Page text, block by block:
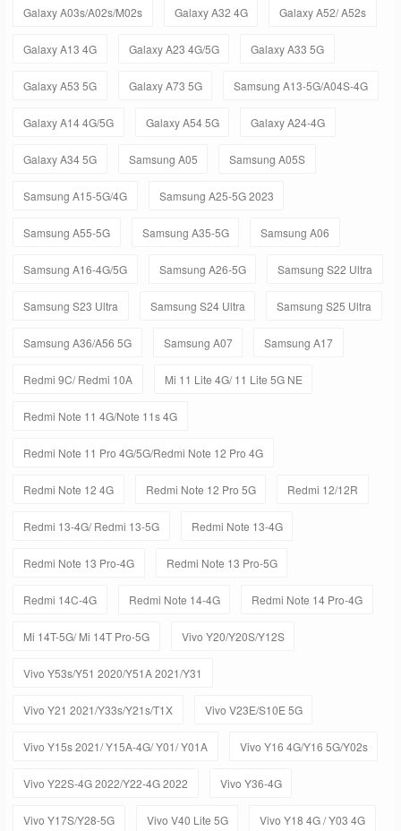
Galaxy A03s/A02s/M02s Galaxy A32 4G Galaxy A52/ A52s
Galaxy A13 4G Galaxy A23 4G/5G Galaxy A33 5G
Galaxy A53 5G Galaxy A73 5G Samsung A13-5G/A04S-4G
Galaxy A14 4G/5G Galaxy A54 5G Galaxy A24-4G
Galaxy A34 5G Samsung A05 Samsung A05S
Samsung A15-5G/4G Samsung A25-5G 2023
Samsung A55-5G Samsung A35-5G Samsung A06
Samsung A16-4G/5G Samsung A26-5G Samsung S22 Ultra
Samsung S23 Ultra Samsung S24 Ultra Samsung S25 Ultra
Samsung A36/A56 5G Samsung A07 Samsung A17
Redmi 9C/ Redmi 10A Mi 11 Lite 4G/ 11 Lite 5G NE
Redmi Note 11 4G/Note 11s 4G
Redmi Note 11 Pro 4G/5G/Redmi Note 12 Pro 4G
Redmi Note 12 4G Redmi Note 12 Pro 5G Redmi 12/12R
Redmi 13-4G/ Redmi 13-5G Redmi Note 13-4G
Redmi Note 13 Pro-4G Redmi Note 13 Pro-5G
Redmi 14C-4G Redmi Note 14-4G Redmi Note 14 Pro-4G
Mi 14T-5G/ Mi 14T Pro-5G Vivo Y20/Y20S/Y12S
Vivo Y53s/Y51 2020/Y51A 2021/Y31
Vivo Y21 2021/Y33s/Y21s/T1X Vivo V23E/S10E 5G
Vivo Y15s 2021/ Y15A-4G/ Y01/ Y01A Vivo Y16 4G/Y16 5G/Y02s
Vivo Y22S-4G 2022/Y22-4G 2022 Vivo Y36-4G
Vivo Y17S/Y28-5G Vivo V40 Lite 5G Vivo Y18 4G / Y03 4G